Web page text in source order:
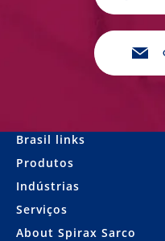
Brasil links
Produtos
Indústrias
Serviços
About Spirax Sarco